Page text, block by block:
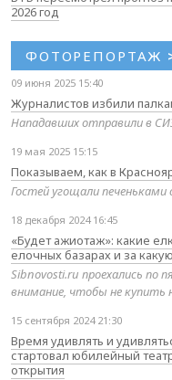
2026 год
ФОТОРЕПОРТАЖ
09 июня 2025 15:40
Журналистов избили
Нападавших отправили в
19 мая 2025 15:15
Показываем, как в
Гостей угощали печеньками
18 декабря 2024 16:45
«Будет ажиотаж»: какие
елочных базарах и за
Sibnovosti.ru проехались по
внимание, чтобы не купить
15 сентября 2024 21:30
Время удивлять и
стартовал юбилейный
открытия